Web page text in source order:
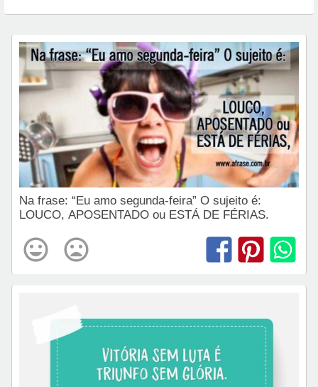
Na frase: “Eu amo segunda-feira” O sujeito é:
LOUCO, APOSENTADO ou ESTÁ DE FÉRIAS.